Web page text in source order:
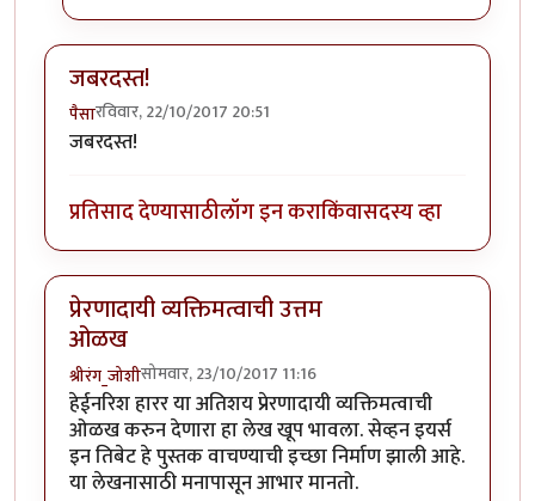
जबरदस्त!
पैसारविवार, 22/10/2017 20:51
जबरदस्त!
प्रतिसाद देण्यासाठीलॉग इन कराकिंवासदस्य व्हा
प्रेरणादायी व्यक्तिमत्वाची उत्तम
ओळख
श्रीरंग_जोशीसोमवार, 23/10/2017 11:16
हेईनरिश हारर या अतिशय प्रेरणादायी व्यक्तिमत्वाची
ओळख करुन देणारा हा लेख खूप भावला. सेव्हन इयर्स
इन तिबेट हे पुस्तक वाचण्याची इच्छा निर्माण झाली आहे.
या लेखनासाठी मनापासून आभार मानतो.